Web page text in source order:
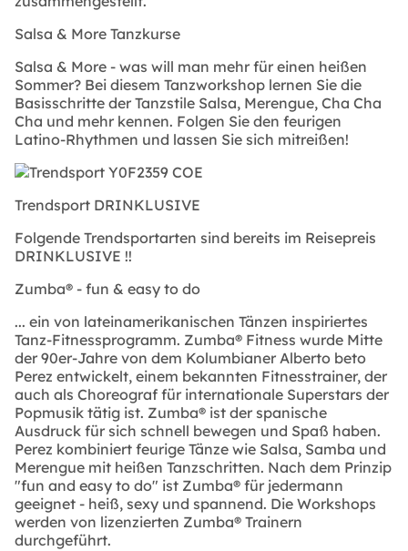
Salsa & More Tanzkurse
Salsa & More - was will man mehr für einen heißen
Sommer? Bei diesem Tanzworkshop lernen Sie die
Basisschritte der Tanzstile Salsa, Merengue, Cha Cha
Cha und mehr kennen. Folgen Sie den feurigen
Latino-Rhythmen und lassen Sie sich mitreißen!
Trendsport DRINKLUSIVE
Folgende Trendsportarten sind bereits im Reisepreis
DRINKLUSIVE !!
Zumba® - fun & easy to do
... ein von lateinamerikanischen Tänzen inspiriertes
Tanz-Fitnessprogramm. Zumba® Fitness wurde Mitte
der 90er-Jahre von dem Kolumbianer Alberto beto
Perez entwickelt, einem bekannten Fitnesstrainer, der
auch als Choreograf für internationale Superstars der
Popmusik tätig ist. Zumba® ist der spanische
Ausdruck für sich schnell bewegen und Spaß haben.
Perez kombiniert feurige Tänze wie Salsa, Samba und
Merengue mit heißen Tanzschritten. Nach dem Prinzip
"fun and easy to do" ist Zumba® für jedermann
geeignet - heiß, sexy und spannend. Die Workshops
werden von lizenzierten Zumba® Trainern
durchgeführt.